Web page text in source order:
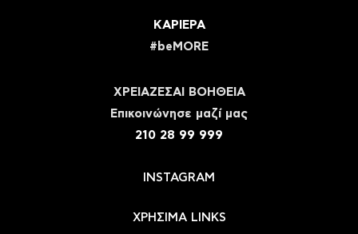
ΚΑΡΙΕΡΑ
#beMORE
ΧΡΕΙΑΖΕΣΑΙ ΒΟΗΘΕΙΑ
Eπικοινώνησε μαζί μας
210 28 99 999
INSTAGRAM
ΧΡΗΣΙΜΑ LINKS